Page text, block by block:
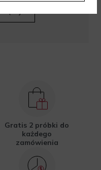
Gratis 2 próbki do
każdego
zamówienia